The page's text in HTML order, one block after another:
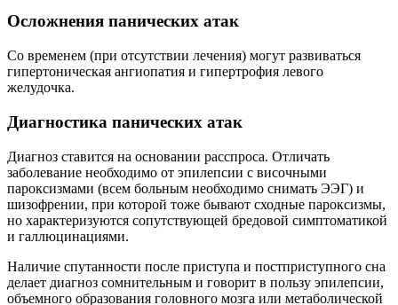
Осложнения панических атак
Со временем (при отсутствии лечения) могут развиваться
гипертоническая ангиопатия и гипертрофия левого
желудочка.
Диагностика панических атак
Диагноз ставится на основании расспроса. Отличать
заболевание необходимо от эпилепсии с височными
пароксизмами (всем больным необходимо снимать ЭЭГ) и
шизофрении, при которой тоже бывают сходные пароксизмы,
но характеризуются сопутствующей бредовой симптоматикой
и галлюцинациями.
Наличие спутанности после приступа и постприступного сна
делает диагноз сомнительным и говорит в пользу эпилепсии,
объемного образования головного мозга или метаболической